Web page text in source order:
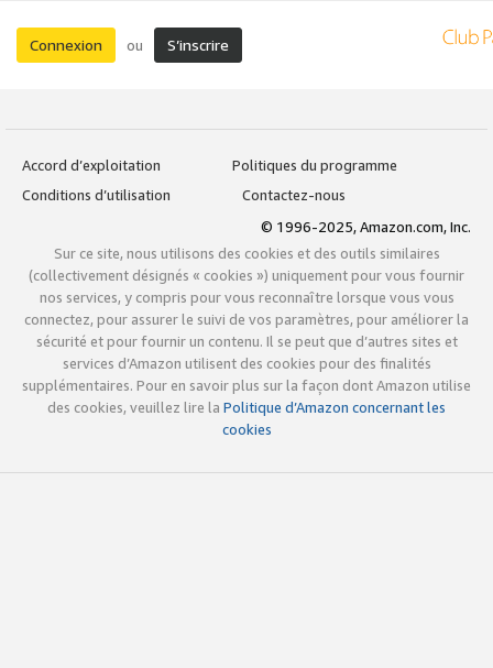
Connexion ou S’inscrire
Accord d’exploitation
Politiques du programme
Conditions d’utilisation
Contactez-nous
© 1996-2025, Amazon.com, Inc.
Sur ce site, nous utilisons des cookies et des outils similaires
(collectivement désignés « cookies ») uniquement pour vous fournir
nos services, y compris pour vous reconnaître lorsque vous vous
connectez, pour assurer le suivi de vos paramètres, pour améliorer la
sécurité et pour fournir un contenu. Il se peut que d’autres sites et
services d’Amazon utilisent des cookies pour des finalités
supplémentaires. Pour en savoir plus sur la façon dont Amazon utilise
des cookies, veuillez lire la Politique d’Amazon concernant les
cookies